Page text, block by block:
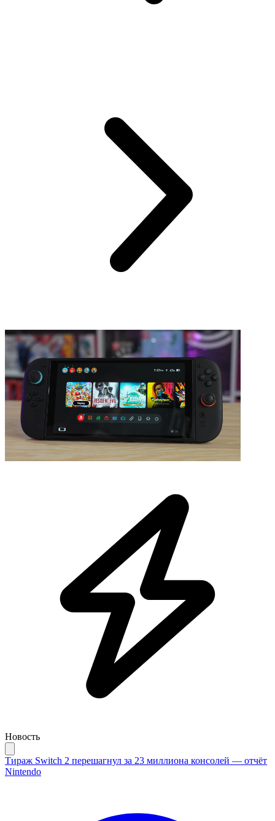
Новость
Тираж Switch 2 перешагнул за 23 миллиона консолей — отчёт
Nintendo